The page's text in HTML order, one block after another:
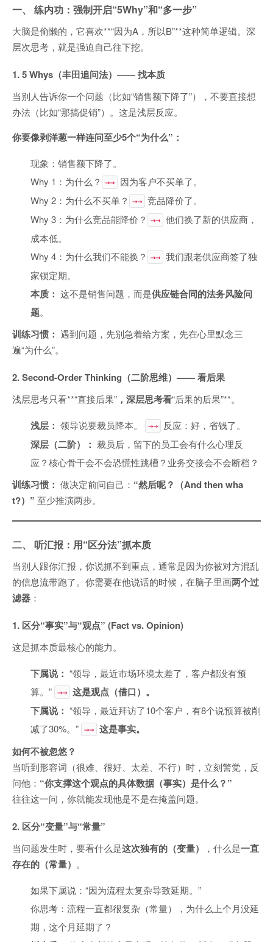
一、 练内功：强制开启“5Why”和“多一步”
大脑是偷懒的，它喜欢**“因为A，所以B”**这种简单逻辑。深
层次思考，就是强迫自己往下挖。
1. 5 Whys（丰田追问法）—— 找本质
当别人告诉你一个问题（比如“销售额下降了”），不要直接想
办法（比如“那搞促销”）。这是浅层反应。
你要像剥洋葱一样连问至少5个“为什么”：
现象：销售额下降了。
Why 1：为什么？ →→
因为客户不买单了。
Why 2：为什么不买单？ →→ 竞品降价了。
Why 3：为什么竞品能降价？ →→ 他们换了新的供应商，
成本低。
Why 4：为什么我们不能换？ →→ 我们跟老供应商签了独
家锁定期。
本质： 这不是销售问题，而是供应链合同的法务风险问
题。
训练习惯： 遇到问题，先别急着给方案，先在心里默念三
遍“为什么”。
2. Second-Order Thinking（二阶思维）—— 看后果
浅层思考只看**“直接后果” ，深层思考看“后果的后果”**。
浅层： 领导说要裁员降本。 →→ 反应：好，省钱了。
深层（二阶）： 裁员后，留下的员工会有什么心理反
应？核心骨干会不会恐慌性跳槽？业务交接会不会断档？
训练习惯： 做决定前问自己： “然后呢？（And then wha
t?）” 至少推演两步。
二、 听汇报：用“区分法”抓本质
当别人跟你汇报，你说抓不到重点，通常是因为你被对方混乱
的信息流带跑了。你需要在他说话的时候，在脑子里画两个过
滤器 ：
1. 区分“事实”与“观点” (Fact vs. Opinion)
这是抓本质最核心的能力。
下属说： “领导，最近市场环境太差了，客户都没有预
算。” →→ 这是观点（借口）。
下属说： “领导，最近拜访了10个客户，有8个说预算被削
减了30%。” →→ 这是事实。
如何不被忽悠？
当听到形容词（很难、很好、太差、不行）时，立刻警觉，反
问他： “你支撑这个观点的具体数据（事实）是什么？”
往往这一问，你就能发现他是不是在掩盖问题。
2. 区分“变量”与“常量”
当问题发生时，要看什么是这次独有的（变量） ，什么是一直
存在的（常量） 。
如果下属说：“因为流程太复杂导致延期。”
你思考：流程一直都很复杂（常量），为什么上个月没延
期，这个月延期了？